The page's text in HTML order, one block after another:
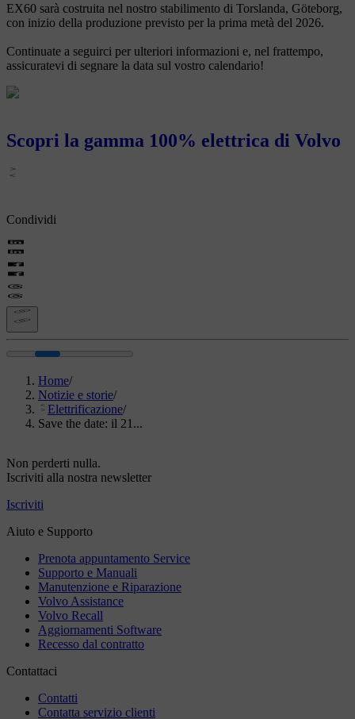
EX60 sarà costruita nel nostro stabilimento di Torslanda, Göteborg,
con inizio della produzione previsto per la prima metà del 2026.
Continuate a seguirci per ulteriori informazioni e, nel frattempo,
assicuratevi di segnare la data sul vostro calendario!
Scopri la gamma 100% elettrica di Volvo
Condividi
Home/
Notizie e storie/
Elettrificazione/
Save the date: il 21...